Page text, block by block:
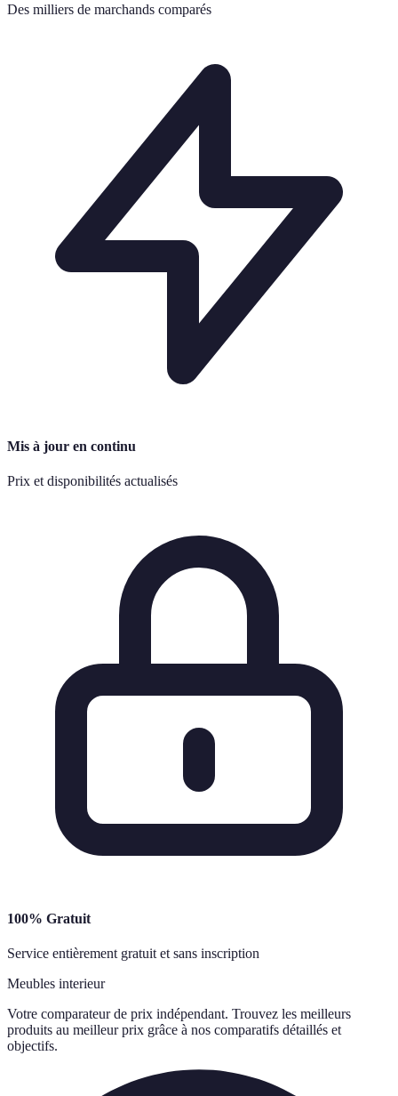
Des milliers de marchands comparés
Mis à jour en continu
Prix et disponibilités actualisés
100% Gratuit
Service entièrement gratuit et sans inscription
Meubles interieur
Votre comparateur de prix indépendant. Trouvez les meilleurs
produits au meilleur prix grâce à nos comparatifs détaillés et
objectifs.